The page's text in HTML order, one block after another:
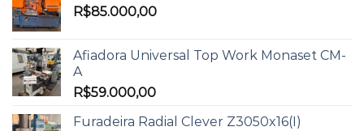
R$85.000,00
Afiadora Universal Top Work Monaset CM-
A
R$59.000,00
Furadeira Radial Clever Z3050x16(I)